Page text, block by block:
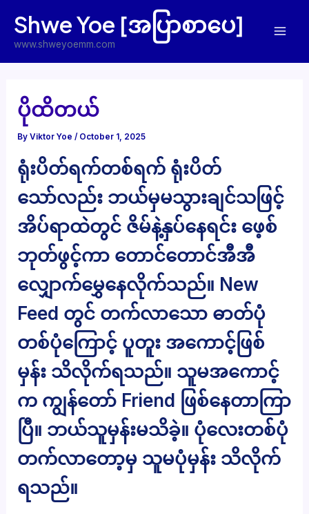
content
Shwe Yoe [အပြာစာပေ]
www.shweyoemm.com
ပိုထိတယ်
ByViktor Yoe/ October 1, 2025
ရုံးပိတ်ရက်တစ်ရက် ရုံးပိတ်
သော်လည်း ဘယ်မှမသွားချင်သဖြင့်
အိပ်ရာထဲတွင် ဇိမ်နဲ့နှပ်နေရင်း ဖေ့စ်
ဘုတ်ဖွင့်ကာ တောင်တောင်အီအီ
လျှောက်မွှေနေလိုက်သည်။ New
Feed တွင် တက်လာသော ဓာတ်ပုံ
တစ်ပုံကြောင့် ပူတူး အကောင့်ဖြစ်
မှန်း သိလိုက်ရသည်။ သူမအကောင့်
က ကျွန်တော် Friend ဖြစ်နေတာကြာ
ပြီ။ ဘယ်သူမှန်းမသိခဲ့။ ပုံလေးတစ်ပုံ
တက်လာတော့မှ သူမပုံမှန်း သိလိုက်
ရသည်။